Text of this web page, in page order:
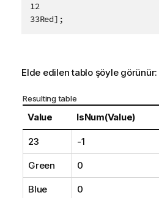
12
33Red];
Elde edilen tablo şöyle görünür:
Resulting table
Value IsNum(Value)
23 -1
Green 0
Blue 0